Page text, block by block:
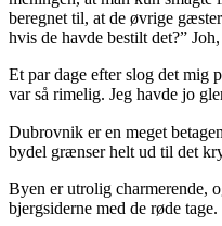
beregnet til, at de øvrige
hvis de havde bestilt det?”
Et par dage efter slog det mig
var så rimelig. Jeg havde jo
Dubrovnik er en meget
bydel grænser helt ud til det
Byen er utrolig charmerende,
bjergsiderne med de røde tage.